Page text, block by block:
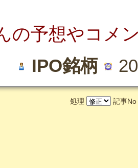
の予想やコメ
IPO銘柄
処理 記事No